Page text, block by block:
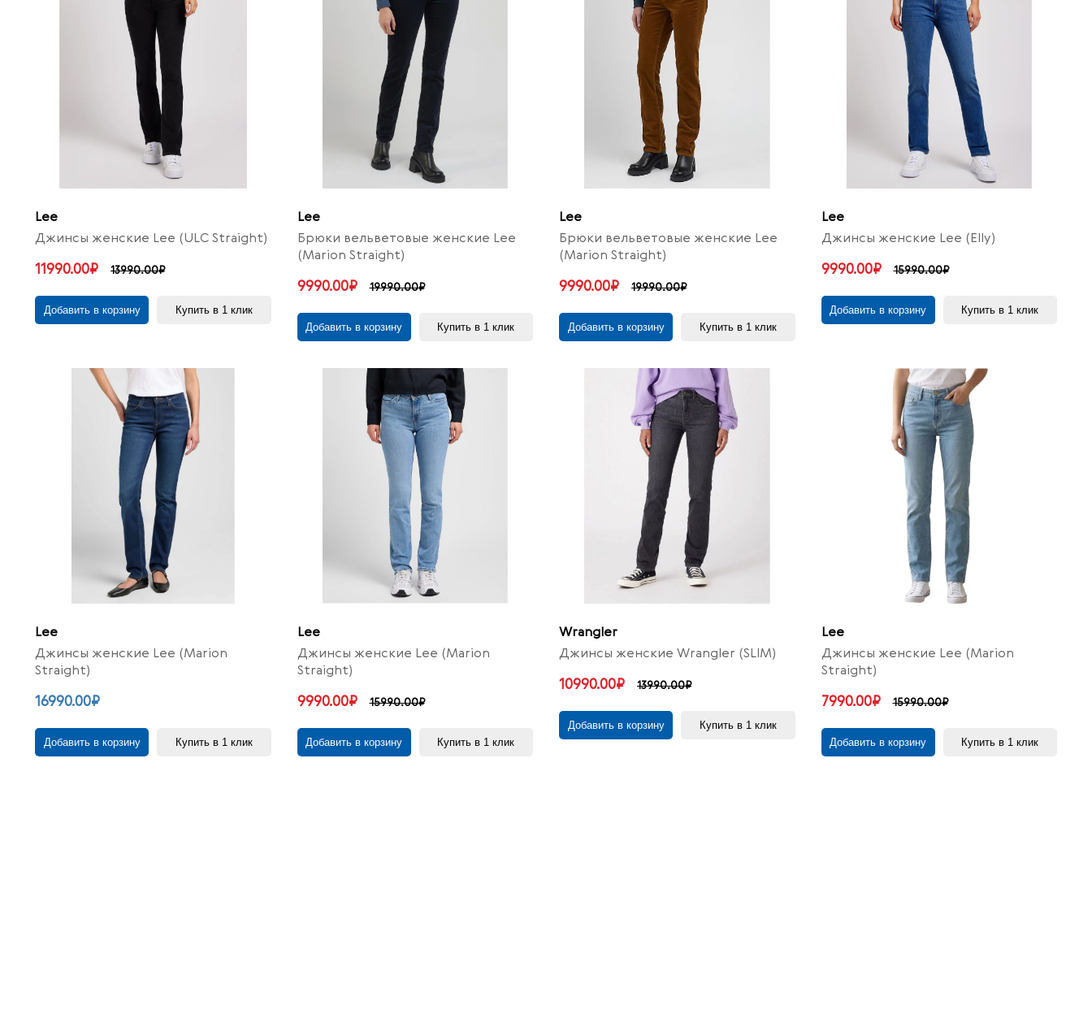
Lee
Джинсы женские Lee (ULC Straight)
11990.00₽ 13990.00₽
Добавить в корзину Купить в 1 клик
Lee
Брюки вельветовые женские Lee
(Marion Straight)
9990.00₽ 19990.00₽
Добавить в корзину Купить в 1 клик
Lee
Брюки вельветовые женские Lee
(Marion Straight)
9990.00₽ 19990.00₽
Добавить в корзину Купить в 1 клик
Lee
Джинсы женские Lee (Elly)
9990.00₽ 15990.00₽
Добавить в корзину Купить в 1 клик
Lee
Джинсы женские Lee (Marion
Straight)
16990.00₽
Добавить в корзину Купить в 1 клик
Lee
Джинсы женские Lee (Marion
Straight)
9990.00₽ 15990.00₽
Добавить в корзину Купить в 1 клик
Wrangler
Джинсы женские Wrangler (SLIM)
10990.00₽ 13990.00₽
Добавить в корзину Купить в 1 клик
Lee
Джинсы женские Lee (Marion
Straight)
7990.00₽ 15990.00₽
Добавить в корзину Купить в 1 клик